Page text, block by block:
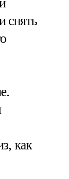
снять
как